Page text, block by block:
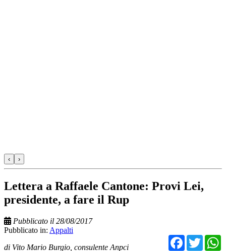
‹ ›
Lettera a Raffaele Cantone: Provi Lei,
presidente, a fare il Rup
Pubblicato il 28/08/2017
Pubblicato in: Appalti
di Vito Mario Burgio, consulente Anpci